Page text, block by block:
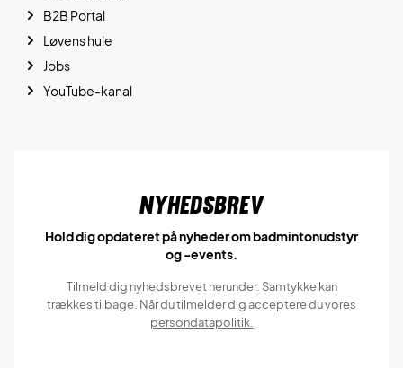
B2B Portal
Løvens hule
Jobs
YouTube-kanal
Nyhedsbrev
Hold dig opdateret på nyheder om badmintonudstyr
og -events.
Tilmeld dig nyhedsbrevet herunder. Samtykke kan
trækkes tilbage. Når du tilmelder dig acceptere du vores
persondatapolitik.